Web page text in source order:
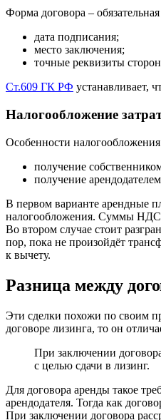
Форма договора –
дата подписания;
место заключения;
точные реквизиты
Ст.609 ГК РФ устанавливает,
Налогообложение
Особенности
получение
получение
В первом варианте арендные
налогообложения. Суммы НДС
Во втором случае стоит
пор, пока не произойдёт
к вычету.
Разница между
Эти сделки похожи по своим
договоре лизинга, то он
При заключении
с целью сдачи в лизинг.
Для договора аренды такое
арендодателя. Тогда как
При заключении договора